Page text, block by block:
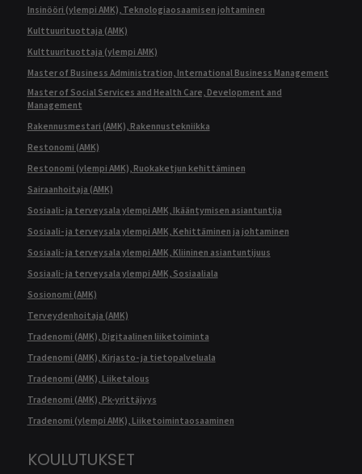
Insinööri (ylempi AMK), Teknologiaosaamisen johtaminen
Kulttuurituottaja (AMK)
Kulttuurituottaja (ylempi AMK)
Master of Business Administration, International Business Management
Master of Social Services and Health Care, Development and
Management
Rakennusmestari (AMK), Rakennustekniikka
Restonomi (AMK)
Restonomi (ylempi AMK), Ruokaketjun kehittäminen
Sairaanhoitaja (AMK)
Sosiaali- ja terveysala ylempi AMK, Ikääntymisen asiantuntija
Sosiaali- ja terveysala ylempi AMK, Kehittäminen ja johtaminen
Sosiaali- ja terveysala ylempi AMK, Kliininen asiantuntijuus
Sosiaali- ja terveysala ylempi AMK, Sosiaaliala
Sosionomi (AMK)
Terveydenhoitaja (AMK)
Tradenomi (AMK), Digitaalinen liiketoiminta
Tradenomi (AMK), Kirjasto- ja tietopalveluala
Tradenomi (AMK), Liiketalous
Tradenomi (AMK), Pk-yrittäjyys
Tradenomi (ylempi AMK), Liiketoimintaosaaminen
KOULUTUKSET